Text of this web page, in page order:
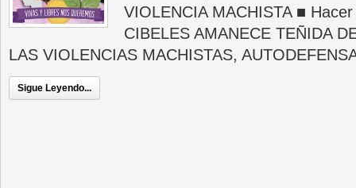
VIOLENCIA MACHISTA ■
CIBELES AMANECE TEÑIDA
LAS VIOLENCIAS MACHISTAS,
Sigue Leyendo...